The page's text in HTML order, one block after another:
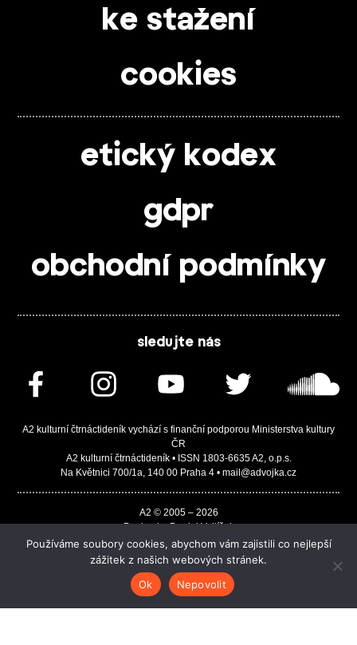
ke stažení
cookies
etický kodex
gdpr
obchodní podmínky
sledujte nás
A2 kulturní čtrnáctideník vychází s finanční podporou Ministerstva kultury
ČR
A2 kulturní čtrnáctideník • ISSN 1803-6635 A2, o.p.s.
Na Květnici 700/1a, 140 00 Praha 4 • mail@advojka.cz
A2 © 2005 – 2026
Design by Daniel Vojtíšek
Built by JASA-IT & ChSoft
Používáme soubory cookies, abychom vám zajistili co nejlepší
zážitek z našich webových stránek.
Ok
Nepovolit